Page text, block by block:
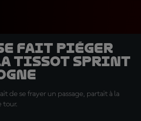
fait piéger
Tissot Sprint
de se frayer un passage, partait à la
tour.